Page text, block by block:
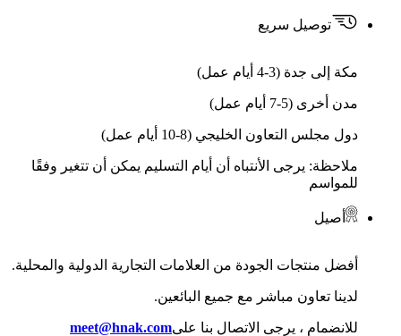
توصيل سريع
مكة إلى جدة (3-4 أيام عمل)
مدن أخرى (5-7 أيام عمل)
دول مجلس التعاون الخليجي (8-10 أيام عمل)
ملاحظة: يرجى الأنتباه أن أيام التسليم يمكن أن تتغير وفقًا
للمواسم
أصيل
أفضل منتجات الجودة من العلامات التجارية الدولية والمحلية.
لدينا تعاون مباشر مع جميع البائعين.
للانضمام ، يرجى الاتصال بنا علىmeet@hnak.com